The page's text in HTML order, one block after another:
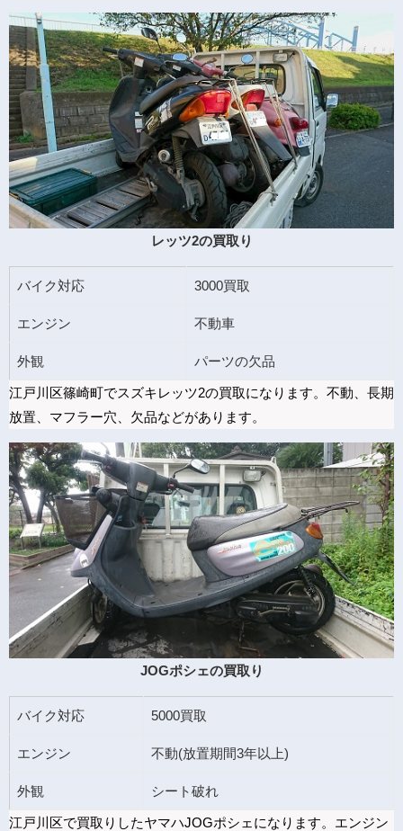
レッツ2の買取り
バイク対応 3000買取
エンジン 不動車
外観 パーツの欠品
江戸川区篠崎町でスズキレッツ2の買取になります。不動、長期
放置、マフラー穴、欠品などがあります。
JOGポシェの買取り
バイク対応 5000買取
エンジン 不動(放置期間3年以上)
外観 シート破れ
江戸川区で買取りしたヤマハJOGポシェになります。エンジン